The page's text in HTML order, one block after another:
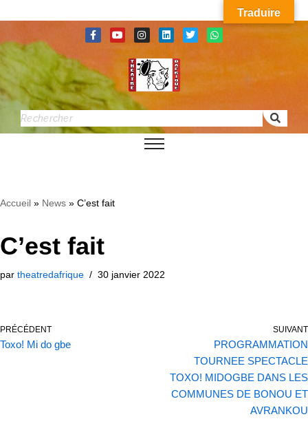
au
contenu
Accueil » News » C’est fait
C’est fait
par theatredafrique 30 janvier 2022
PRÉCÉDENT
Toxo! Mi do gbe
SUIVANT
PROGRAMMATION
TOURNEE SPECTACLE
TOXO! MIDOGBE DANS LES
COMMUNES DE BONOU ET
AVRANKOU
Traduire